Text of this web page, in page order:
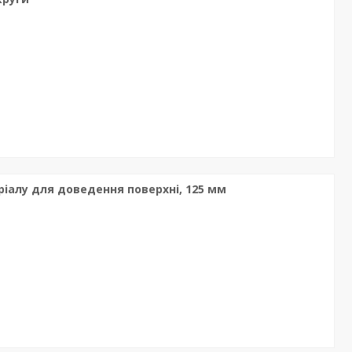
для доведення поверхні, 125 мм